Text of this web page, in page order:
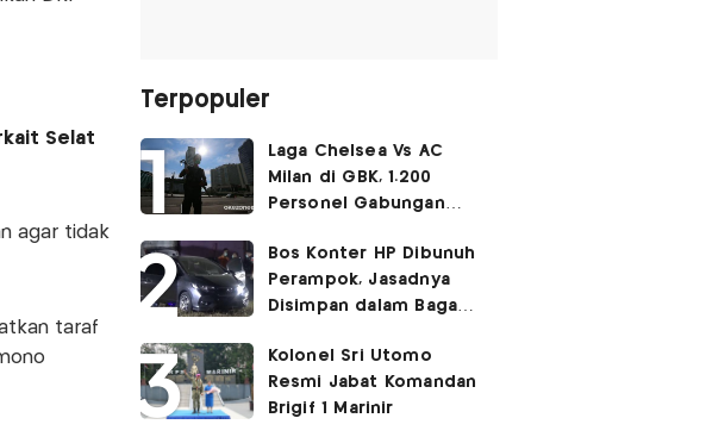
Selat
agar tidak
taraf
Terpopuler
Laga Chelsea Vs AC
Milan di GBK, 1.200
Personel Gabungan
Bos Konter HP Dibunuh
Perampok, Jasadnya
Disimpan dalam Bagasi
Kolonel Sri Utomo
Resmi Jabat Komandan
Brigif 1 Marinir